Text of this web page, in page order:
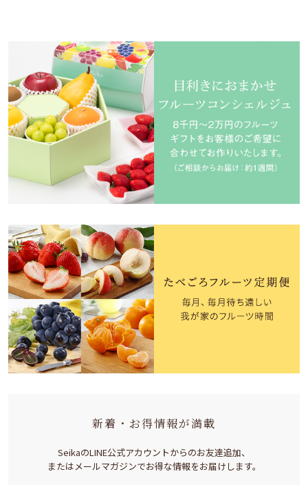
新着・お得情報が満載
SeikaのLINE公式アカウントからのお友達追加、
またはメールマガジンでお得な情報をお届けします。